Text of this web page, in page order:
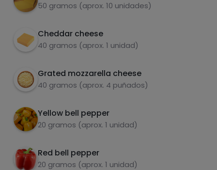
50 gramos (aprox. 10 unidades)
Cheddar cheese
40 gramos (aprox. 1 unidad)
Grated mozzarella cheese
40 gramos (aprox. 4 puñados)
Yellow bell pepper
20 gramos (aprox. 1 unidad)
Red bell pepper
20 gramos (aprox. 1 unidad)
Hazte PLUS para ver la información nutricional
funcionalidades PLUS.
Pásate al PLUS